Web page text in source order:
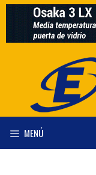
Saltar
contenido
MENÚ